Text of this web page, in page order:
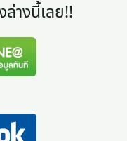
างนี้เลย!!